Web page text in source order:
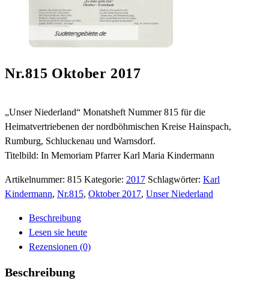
Nr.815 Oktober 2017
„Unser Niederland“ Monatsheft Nummer 815 für die
Heimatvertriebenen der nordböhmischen Kreise Hainspach,
Rumburg, Schluckenau und Warnsdorf.
Titelbild: In Memoriam Pfarrer Karl Maria Kindermann
Artikelnummer: 815 Kategorie: 2017 Schlagwörter: Karl
Kindermann, Nr.815, Oktober 2017, Unser Niederland
Beschreibung
Lesen sie heute
Rezensionen (0)
Beschreibung